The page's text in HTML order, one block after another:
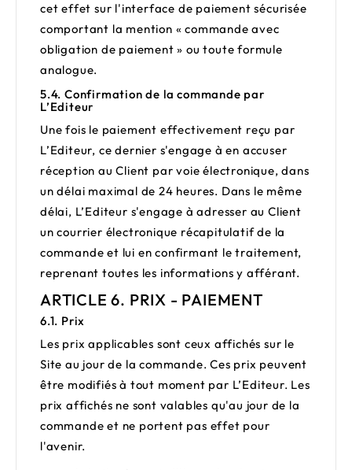
cet effet sur l'interface de paiement sécurisée
comportant la mention « commande avec
obligation de paiement » ou toute formule
analogue.
5.4. Confirmation de la commande par
L’Editeur
Une fois le paiement effectivement reçu par
L’Editeur, ce dernier s'engage à en accuser
réception au Client par voie électronique, dans
un délai maximal de 24 heures. Dans le même
délai, L’Editeur s'engage à adresser au Client
un courrier électronique récapitulatif de la
commande et lui en confirmant le traitement,
reprenant toutes les informations y afférant.
ARTICLE 6. PRIX - PAIEMENT
6.1. Prix
Les prix applicables sont ceux affichés sur le
Site au jour de la commande. Ces prix peuvent
être modifiés à tout moment par L’Editeur. Les
prix affichés ne sont valables qu'au jour de la
commande et ne portent pas effet pour
l'avenir.